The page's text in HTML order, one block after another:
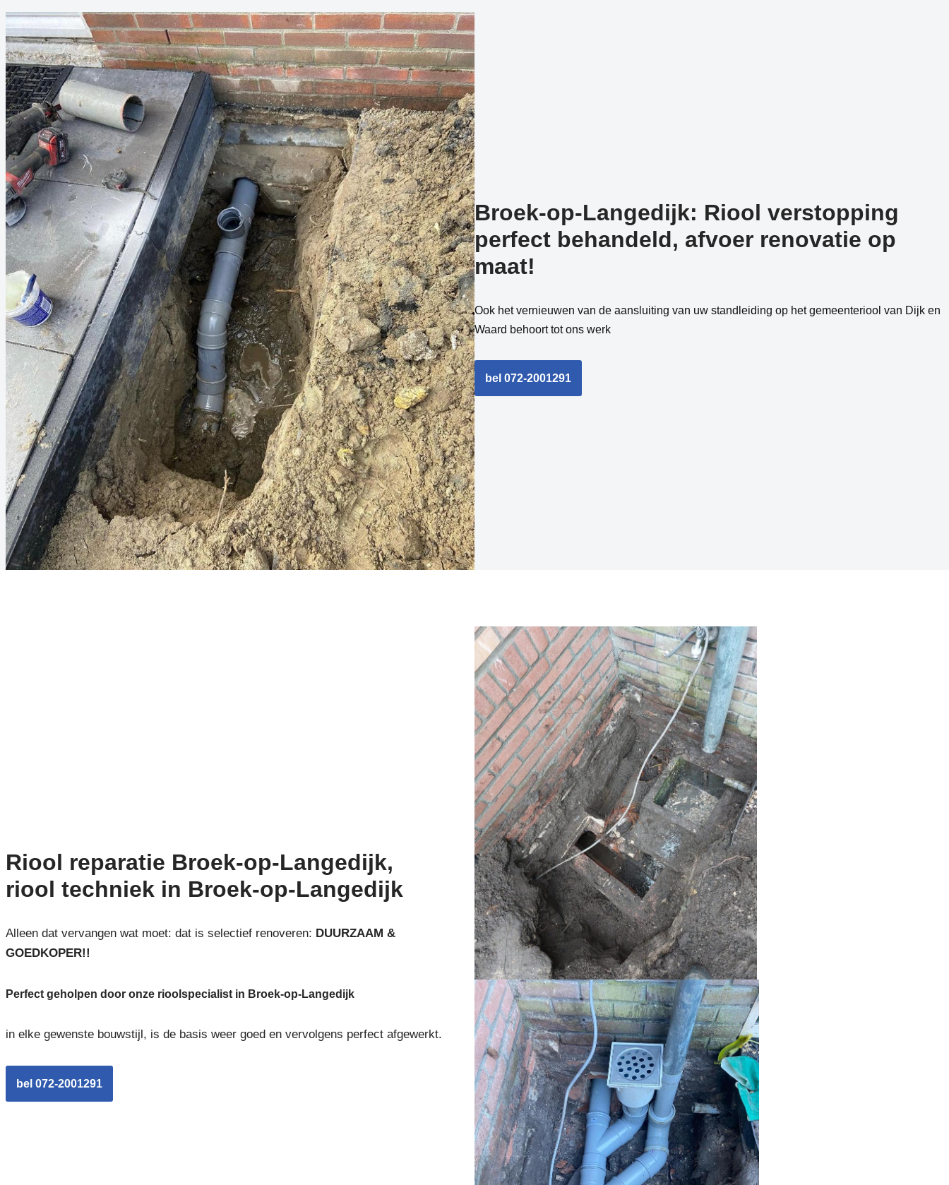
Broek-op-Langedijk: Riool verstopping
perfect behandeld, afvoer renovatie op
maat!
Ook het vernieuwen van de aansluiting van uw standleiding op het gemeenteriool van Dijk en
Waard behoort tot ons werk
bel 072-2001291
Riool reparatie Broek-op-Langedijk,
riool techniek in Broek-op-Langedijk
Alleen dat vervangen wat moet: dat is selectief renoveren: DUURZAAM &
GOEDKOPER!!
Perfect geholpen door onze rioolspecialist in Broek-op-Langedijk
in elke gewenste bouwstijl, is de basis weer goed en vervolgens perfect afgewerkt.
bel 072-2001291